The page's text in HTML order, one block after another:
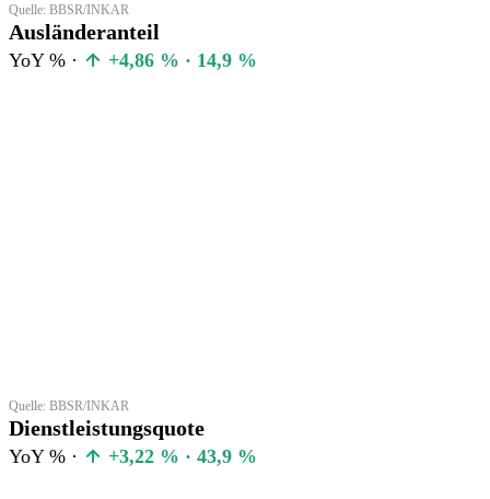
Quelle: BBSR/INKAR
Ausländeranteil
YoY % · +4,86 % · 14,9 %
Quelle: BBSR/INKAR
Dienstleistungsquote
YoY % · +3,22 % · 43,9 %